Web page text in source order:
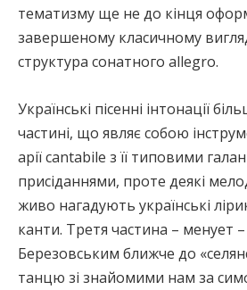
тематизму ще не до кінця
завершеному класичному
структура сонатного allegro.
Українські пісенні інтонації
частині, що являє собою
арії cantabile з її типовими
присіданнями, проте деякі
живо нагадують українські
канти. Третя частина – менует
Березовським ближче до
танцю зі знайомими нам за